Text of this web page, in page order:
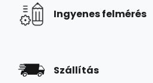
Ingyenes felmérés
Szállítás